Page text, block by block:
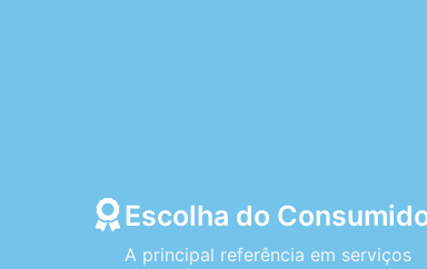
Escolha do
A principal referência em serviços